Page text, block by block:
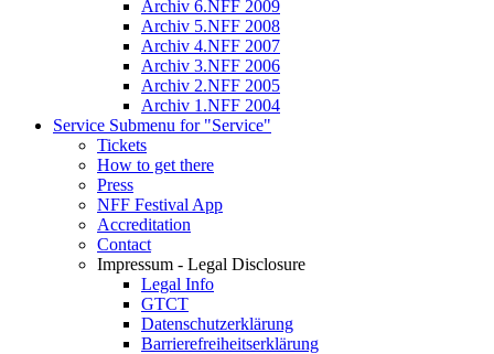
Archiv 6.NFF 2009
Archiv 5.NFF 2008
Archiv 4.NFF 2007
Archiv 3.NFF 2006
Archiv 2.NFF 2005
Archiv 1.NFF 2004
Service Submenu for "Service"
Tickets
How to get there
Press
NFF Festival App
Accreditation
Contact
Impressum - Legal Disclosure
Legal Info
GTCT
Datenschutzerklärung
Barrierefreiheitserklärung